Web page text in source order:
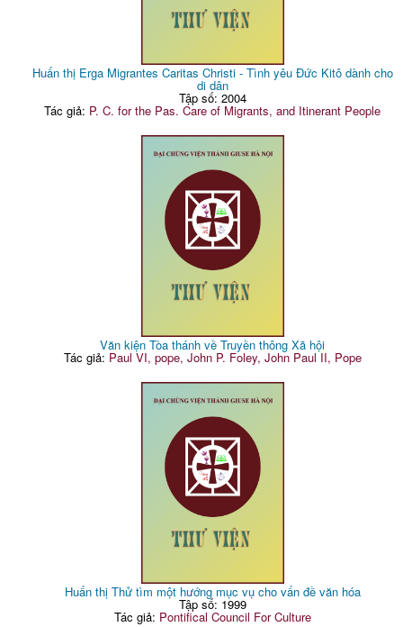
Huấn thị Erga Migrantes Caritas Christi - Tình yêu Đức Kitô dành cho
di dân
Tập số: 2004
Tác giả: P. C. for the Pas. Care of Migrants, and Itinerant People
Văn kiện Tòa thánh về Truyền thông Xã hội
Tác giả: Paul VI, pope, John P. Foley, John Paul II, Pope
Huấn thị Thử tìm một hướng mục vụ cho vấn đề văn hóa
Tập số: 1999
Tác giả: Pontifical Council For Culture